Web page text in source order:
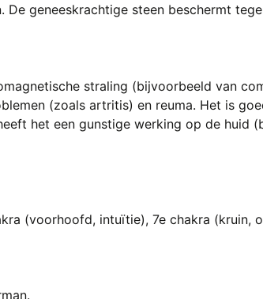
geneeskrachtige steen beschermt
straling (bijvoorbeeld van
(zoals artritis) en reuma. Het is
het een gunstige werking op de huid
(voorhoofd, intuïtie), 7e chakra (kruin,